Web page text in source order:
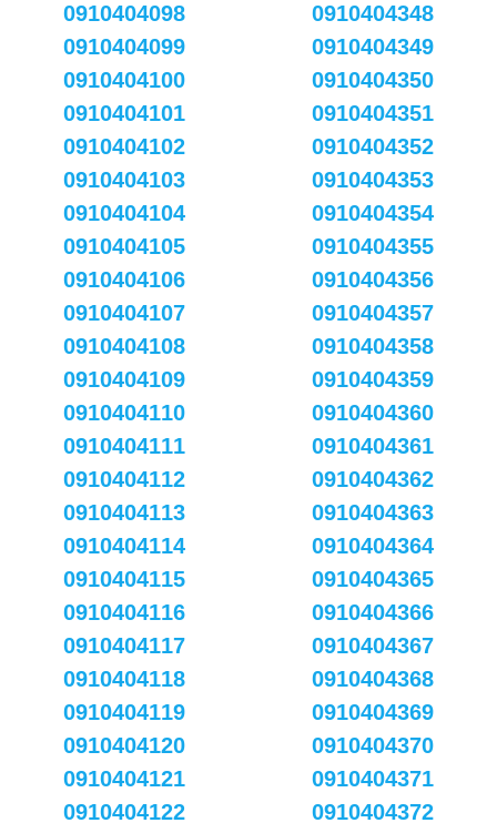
0910404098
0910404099
0910404100
0910404101
0910404102
0910404103
0910404104
0910404105
0910404106
0910404107
0910404108
0910404109
0910404110
0910404111
0910404112
0910404113
0910404114
0910404115
0910404116
0910404117
0910404118
0910404119
0910404120
0910404121
0910404122
0910404348
0910404349
0910404350
0910404351
0910404352
0910404353
0910404354
0910404355
0910404356
0910404357
0910404358
0910404359
0910404360
0910404361
0910404362
0910404363
0910404364
0910404365
0910404366
0910404367
0910404368
0910404369
0910404370
0910404371
0910404372